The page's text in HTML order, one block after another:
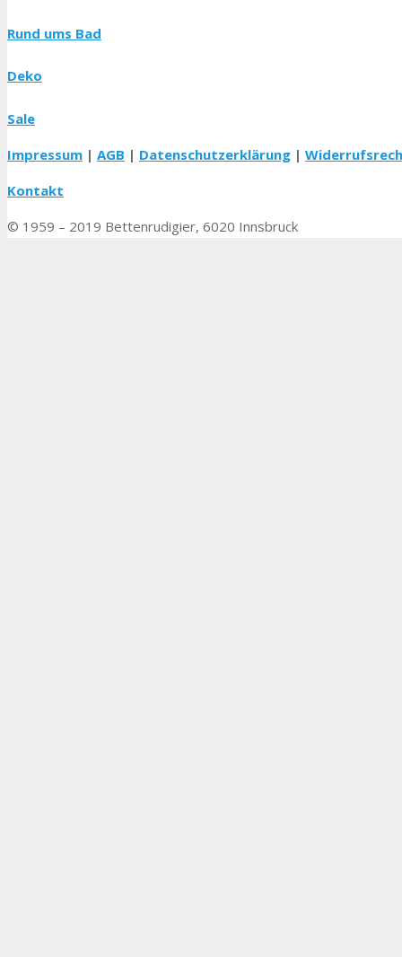
Rund ums Bad
Deko
Sale
Impressum | AGB | Datenschutzerklärung |
Kontakt
© 1959 – 2019 Bettenrudigier, 6020 Innsbruck